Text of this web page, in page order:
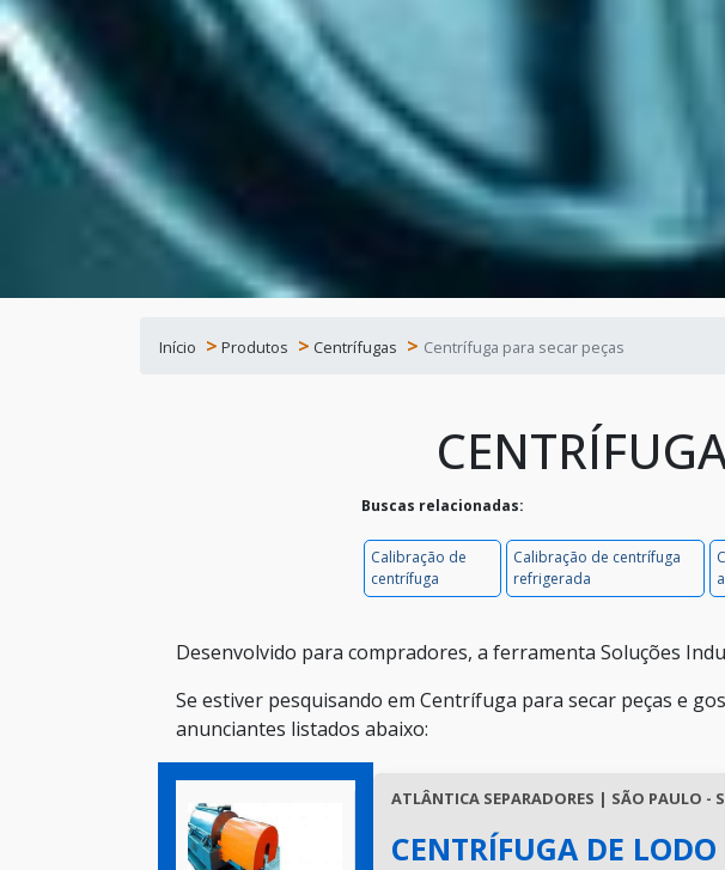
Início Produtos Centrífugas Centrífuga para secar peças
Buscas relacionadas:
Calibração de
centrífuga
Calibração de centrífuga
refrigerada
Desenvolvido para compradores, a ferramenta Soluções
Se estiver pesquisando em Centrífuga para secar peças e
anunciantes listados abaixo:
ATLÂNTICA SEPARADORES | SÃO PAULO -
CENTRÍFUGA DE LODO